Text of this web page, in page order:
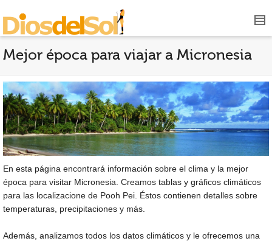
Mejor época para viajar a Micronesia
En esta página encontrará información sobre el clima y la mejor
época para visitar Micronesia. Creamos tablas y gráficos climáticos
para las localizacione de Pooh Pei. Éstos contienen detalles sobre
temperaturas, precipitaciones y más.
Además, analizamos todos los datos climáticos y le ofrecemos una